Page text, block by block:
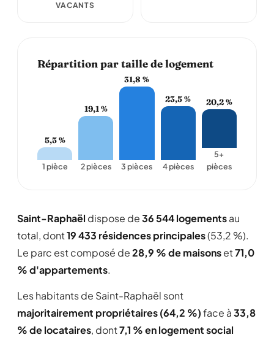
VACANTS
Répartition par taille de logement
5,5 %
1 pièce
19,1 %
2 pièces
31,8 %
3 pièces
23,5 %
4 pièces
20,2 %
5+
pièces
Saint-Raphaël dispose de36 544 logementsau
total, dont19 433 résidences principales(53,2 %).
Le parc est composé de28,9 % de maisonset71,0
% d'appartements.
Les habitants de Saint-Raphaël sont
majoritairement propriétaires (64,2 %)face à33,8
% de locataires, dont7,1 % en logement social